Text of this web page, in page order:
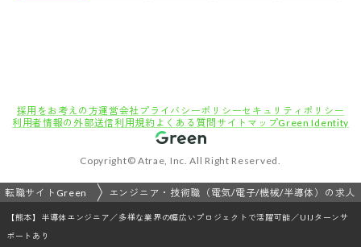
採用をお考えの方運営会社 プライバシーポリシーセキュリティポリシー
利用者情報の外部送信利用規約 よくある質問 サイトマップGreen Identity
Copyright© Atrae, Inc. All Right Reserved.
転職サイトGreen エンジニア・技術職（電気/電子/機械/半導体）の求人
【熊本】半導体エンジニア／多様な業界の幅広いプロジェクトで活躍可能／UIJターンサ
ポートあり